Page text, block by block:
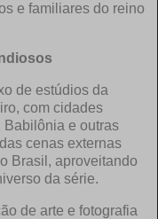
e familiares do reino
de estúdios da
com cidades
Babilônia e outras
cenas externas
Brasil, aproveitando
da série.
de arte e fotografia